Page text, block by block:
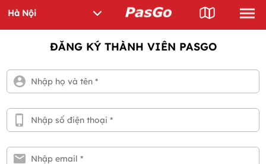
ĐĂNG KÝ THÀNH VIÊN PASGO